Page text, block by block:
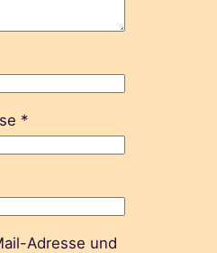
*
Adresse und